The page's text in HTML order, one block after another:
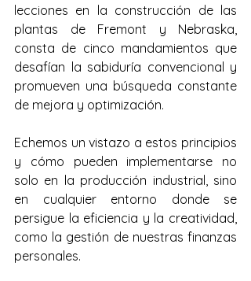
lecciones en la construcción de las
plantas de Fremont y Nebraska,
consta de cinco mandamientos que
desafían la sabiduría convencional y
promueven una búsqueda constante
de mejora y optimización.
Echemos un vistazo a estos principios
y cómo pueden implementarse no
solo en la producción industrial, sino
en cualquier entorno donde se
persigue la eficiencia y la creatividad,
como la gestión de nuestras finanzas
personales.